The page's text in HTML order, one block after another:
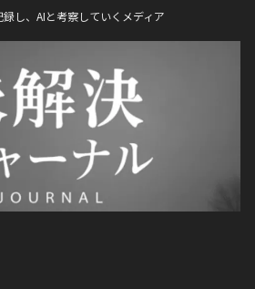
し、AIと考察していくメディア